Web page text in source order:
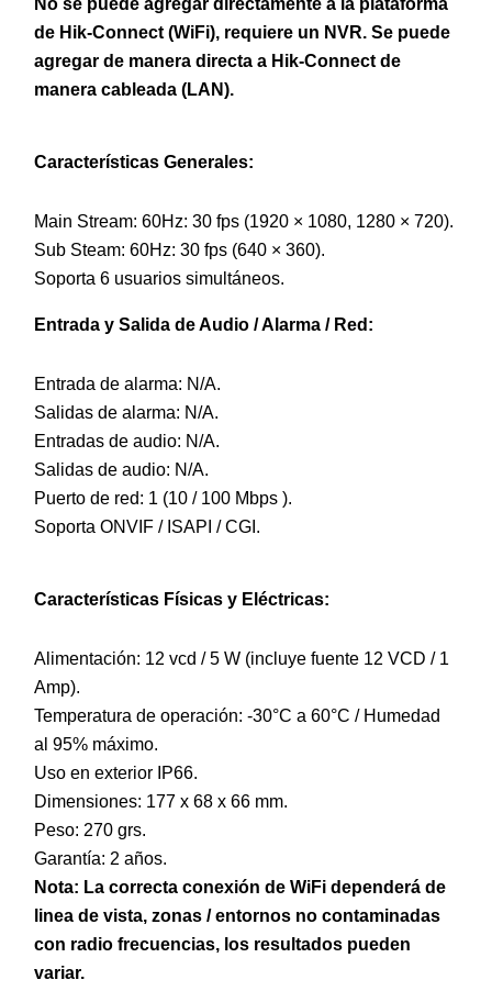
No se puede agregar directamente a la plataforma
de Hik-Connect (WiFi), requiere un NVR. Se puede
agregar de manera directa a Hik-Connect de
manera cableada (LAN).
Características Generales:
Main Stream: 60Hz: 30 fps (1920 × 1080, 1280 × 720).
Sub Steam: 60Hz: 30 fps (640 × 360).
Soporta 6 usuarios simultáneos.
Entrada y Salida de Audio / Alarma / Red:
Entrada de alarma: N/A.
Salidas de alarma: N/A.
Entradas de audio: N/A.
Salidas de audio: N/A.
Puerto de red: 1 (10 / 100 Mbps ).
Soporta ONVIF / ISAPI / CGI.
Características Físicas y Eléctricas:
Alimentación: 12 vcd / 5 W (incluye fuente 12 VCD / 1
Amp).
Temperatura de operación: -30°C a 60°C / Humedad
al 95% máximo.
Uso en exterior IP66.
Dimensiones: 177 x 68 x 66 mm.
Peso: 270 grs.
Garantía: 2 años.
Nota: La correcta conexión de WiFi dependerá de
linea de vista, zonas / entornos no contaminadas
con radio frecuencias, los resultados pueden
variar.